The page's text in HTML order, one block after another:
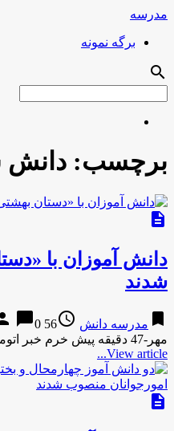
مدرسه
برگه نمونه
search
برچسب: دانش
description
دانش آموزان با
شدند
bookmark مدرسه دانش access_time
56 years ago
chat_bubble0
مهر-47 دقیقه پیش خرم خبر اتوموبیل
View article...
description